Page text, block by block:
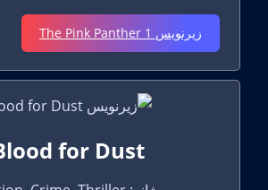
زیرنویس The Pink Panther 1
Blood for Dust